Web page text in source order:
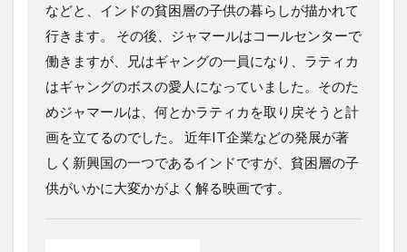
などと、インドの貧困層の子供の暮らしが描かれて
行きます。 その後、ジャマールはコールセンターで
働きますが、兄はギャングの一員になり、ラティカ
はギャングのボスの愛人になっていました。そのた
めジャマールは、何とかラティカを取り戻そうと計
画を立てるのでした。 近年IT企業などの発展が著
しく新興国の一つであるインドですが、貧困層の子
供がいかに大変かがよく解る映画です。